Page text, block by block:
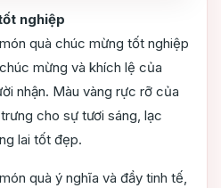
nghiệp
quà chúc mừng tốt nghiệp
mừng và khích lệ của
nhận. Màu vàng rực rỡ của
cho sự tươi sáng, lạc
lai tốt đẹp.
quà ý nghĩa và đầy tinh tế,